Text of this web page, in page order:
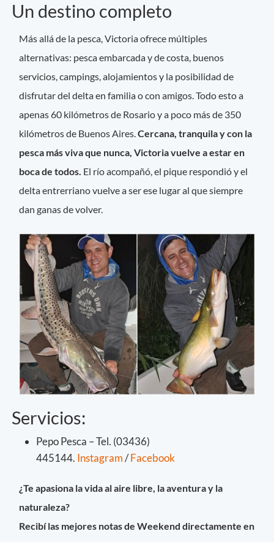
Un destino completo
Más allá de la pesca, Victoria ofrece múltiples
alternativas: pesca embarcada y de costa, buenos
servicios, campings, alojamientos y la posibilidad de
disfrutar del delta en familia o con amigos. Todo esto a
apenas 60 kilómetros de Rosario y a poco más de 350
kilómetros de Buenos Aires.Cercana, tranquila y con la
pesca más viva que nunca, Victoria vuelve a estar en
boca de todos. El río acompañó, el pique respondió y el
delta entrerriano vuelve a ser ese lugar al que siempre
dan ganas de volver.
Servicios:
Pepo Pesca – Tel. (03436)
445144. Instagram/Facebook
¿Te apasiona la vida al aire libre, la aventura y la
naturaleza?
Recibí las mejores notas de Weekend directamente en